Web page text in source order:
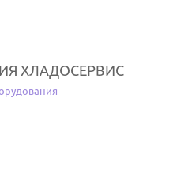
ХЛАДОСЕРВИС